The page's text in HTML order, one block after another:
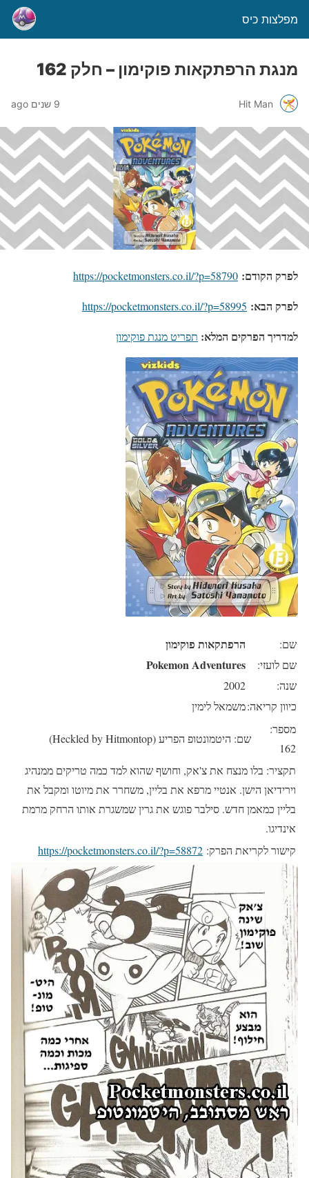
מפלצות כיס
מנגת הרפתקאות פוקימון – חלק 162
Hit Man 9 שנים ago
לפרק הקודם: https://pocketmonsters.co.il/?p=58790
לפרק הבא: https://pocketmonsters.co.il/?p=58995
למדריך הפרקים המלא: תפריט מנגת פוקימון
שם: הרפתקאות פוקימון
שם לועזי: Pokemon Adventures
שנה:
2002
כיוון קריאה:משמאל לימין
מספר:
162
שם: היטמונטופ הפריע (Heckled by Hitmontop)
תקציר: בלו מנצח את צ'אק, וחושף שהוא למד כמה טריקים ממנהיג
וירידיאן הישן. אנטיי מרפא את בליין, משחרר את מיוטו ומקבל את
בליין כמאמן חדש. סילבר פוגש את גרין שמשגרת אותו הרחק מרמת
אינדיגו.
קישור לקריאת הפרק: https://pocketmonsters.co.il/?p=58872